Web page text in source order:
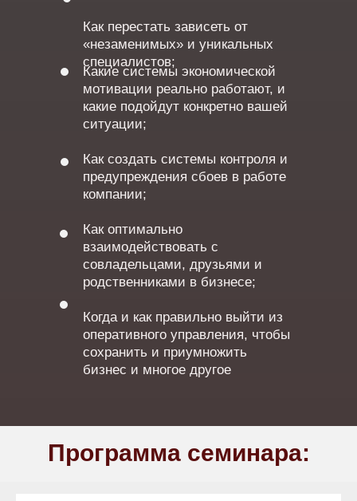
Как перестать зависеть от
«незаменимых» и уникальных
специалистов;
Какие системы экономической
мотивации реально работают, и
какие подойдут конкретно вашей
ситуации;
Как создать системы контроля и
предупреждения сбоев в работе
компании;
Как оптимально
взаимодействовать с
совладельцами, друзьями и
родственниками в бизнесе;
Когда и как правильно выйти из
оперативного управления, чтобы
сохранить и приумножить
бизнес и многое другое
Программа семинара: